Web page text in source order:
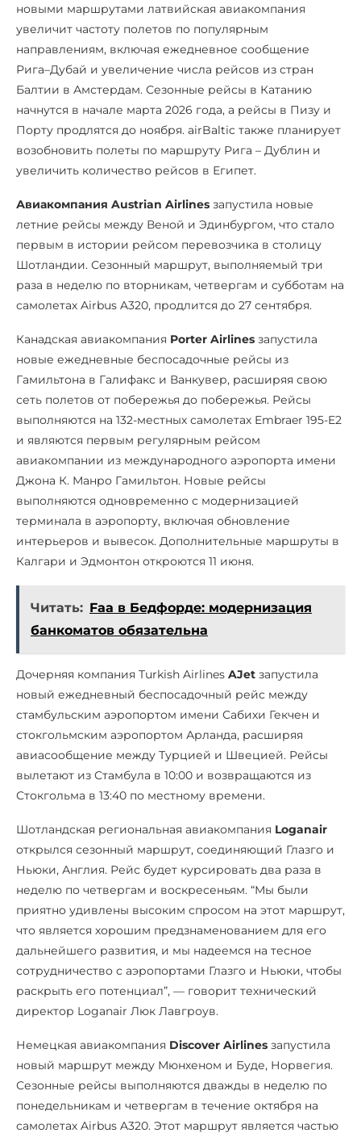
новыми маршрутами латвийская авиакомпания
увеличит частоту полетов по популярным
направлениям, включая ежедневное сообщение
Рига–Дубай и увеличение числа рейсов из стран
Балтии в Амстердам. Сезонные рейсы в Катанию
начнутся в начале марта 2026 года, а рейсы в Пизу и
Порту продлятся до ноября. airBaltic также планирует
возобновить полеты по маршруту Рига – Дублин и
увеличить количество рейсов в Египет.
Авиакомпания Austrian Airlines запустила новые
летние рейсы между Веной и Эдинбургом, что стало
первым в истории рейсом перевозчика в столицу
Шотландии. Сезонный маршрут, выполняемый три
раза в неделю по вторникам, четвергам и субботам на
самолетах Airbus A320, продлится до 27 сентября.
Канадская авиакомпания Porter Airlines запустила
новые ежедневные беспосадочные рейсы из
Гамильтона в Галифакс и Ванкувер, расширяя свою
сеть полетов от побережья до побережья. Рейсы
выполняются на 132-местных самолетах Embraer 195-E2
и являются первым регулярным рейсом
авиакомпании из международного аэропорта имени
Джона К. Манро Гамильтон. Новые рейсы
выполняются одновременно с модернизацией
терминала в аэропорту, включая обновление
интерьеров и вывесок. Дополнительные маршруты в
Калгари и Эдмонтон откроются 11 июня.
Читать: Faa в Бедфорде: модернизация
банкоматов обязательна
Дочерняя компания Turkish Airlines AJet запустила
новый ежедневный беспосадочный рейс между
стамбульским аэропортом имени Сабихи Гекчен и
стокгольмским аэропортом Арланда, расширяя
авиасообщение между Турцией и Швецией. Рейсы
вылетают из Стамбула в 10:00 и возвращаются из
Стокгольма в 13:40 по местному времени.
Шотландская региональная авиакомпания Loganair
открылся сезонный маршрут, соединяющий Глазго и
Ньюки, Англия. Рейс будет курсировать два раза в
неделю по четвергам и воскресеньям. “Мы были
приятно удивлены высоким спросом на этот маршрут,
что является хорошим предзнаменованием для его
дальнейшего развития, и мы надеемся на тесное
сотрудничество с аэропортами Глазго и Ньюки, чтобы
раскрыть его потенциал”, — говорит технический
директор Loganair Люк Лавгроув.
Немецкая авиакомпания Discover Airlines запустила
новый маршрут между Мюнхеном и Буде, Норвегия.
Сезонные рейсы выполняются дважды в неделю по
понедельникам и четвергам в течение октября на
самолетах Airbus A320. Этот маршрут является частью